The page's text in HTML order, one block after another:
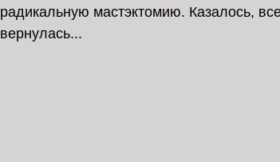
радикальную мастэктомию. Казалось,
вернулась...